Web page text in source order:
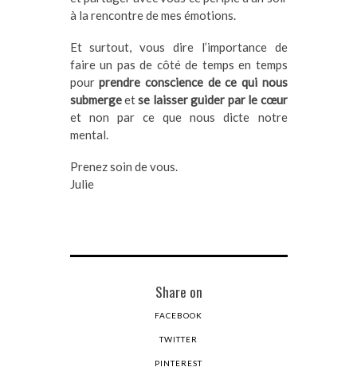
à la rencontre de mes émotions.
Et surtout, vous dire l’importance de
faire un pas de côté de temps en temps
pourprendre conscience de ce qui nous
submergeetse laisser guider par le cœur
et non par ce que nous dicte notre
mental.
Prenez soin de vous.
Julie
Share on
FACEBOOK
TWITTER
PINTEREST